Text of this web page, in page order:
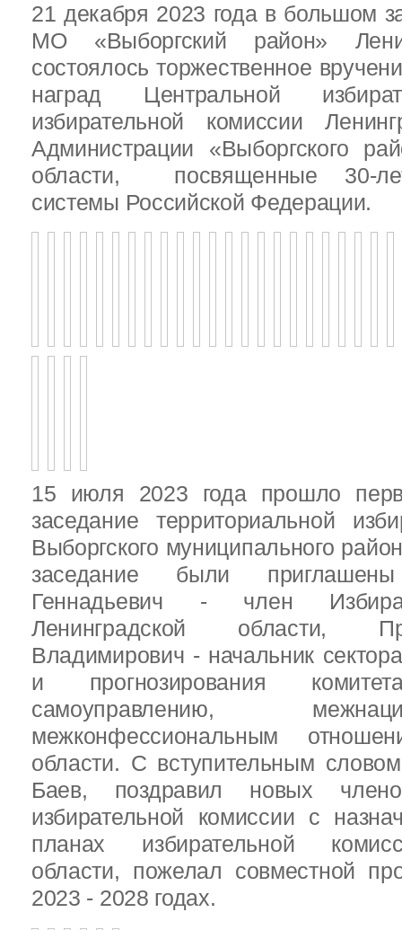
21 декабря 2023 года в большом
МО «Выборгский район»
состоялось торжественное
наград Центральной
избирательной комиссии
Администрации «Выборгского
области, посвященные 30-
системы Российской Федерации.
15 июля 2023 года прошло
заседание территориальной
Выборгского муниципального
заседание были
Геннадьевич - член
Ленинградской области,
Владимирович - начальник
и прогнозирования
самоуправлению,
межконфессиональным
области. С вступительным
Баев, поздравил новых
избирательной комиссии с
планах избирательной
области, пожелал совместной
2023 - 2028 годах.